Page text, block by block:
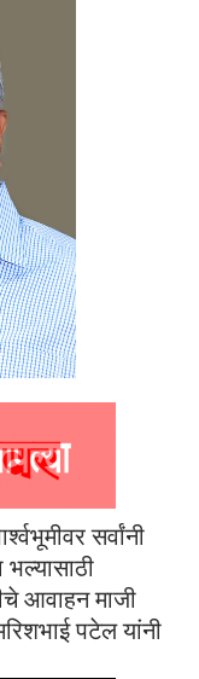
सर्वांनी
भल्यासाठी
आवाहन माजी
पटेल यांनी